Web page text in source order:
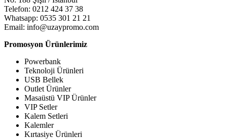
Telefon: 0212 424 37 38
Whatsapp: 0535 301 21 21
Email: info@uzaypromo.com
Promosyon Ürünlerimiz
Powerbank
Teknoloji Ürünleri
USB Bellek
Outlet Ürünler
Masaüstü VIP Ürünler
VIP Setler
Kalem Setleri
Kalemler
Kırtasiye Ürünleri